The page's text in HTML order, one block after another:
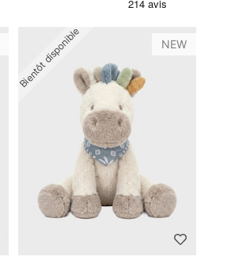
Bientôt disponible NEW